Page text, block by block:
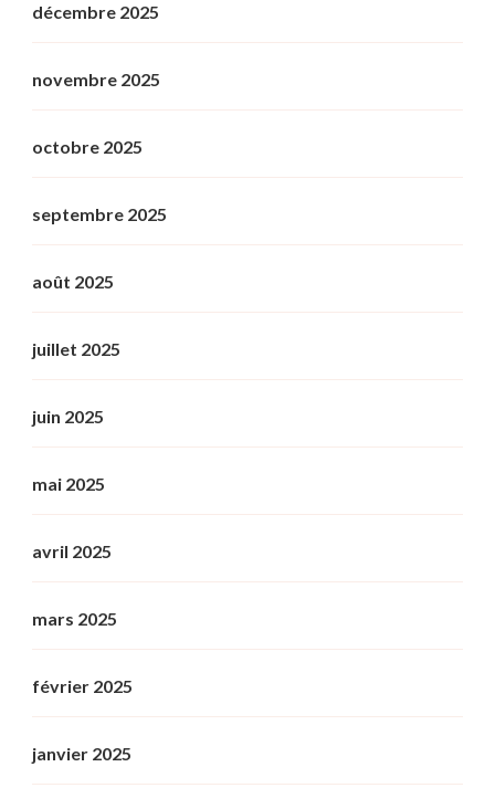
décembre 2025
novembre 2025
octobre 2025
septembre 2025
août 2025
juillet 2025
juin 2025
mai 2025
avril 2025
mars 2025
février 2025
janvier 2025